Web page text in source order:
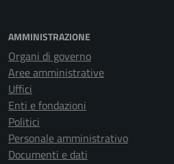
AMMINISTRAZIONE
Organi di governo
Aree amministrative
Uffici
Enti e fondazioni
Politici
Personale amministrativo
Documenti e dati